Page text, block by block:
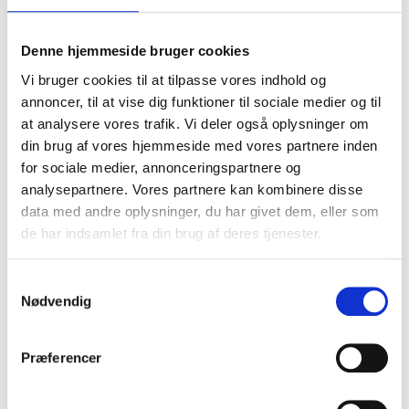
Denne hjemmeside bruger cookies
Vi bruger cookies til at tilpasse vores indhold og
annoncer, til at vise dig funktioner til sociale medier og til
at analysere vores trafik. Vi deler også oplysninger om
din brug af vores hjemmeside med vores partnere inden
for sociale medier, annonceringspartnere og
analysepartnere. Vores partnere kan kombinere disse
data med andre oplysninger, du har givet dem, eller som
de har indsamlet fra din brug af deres tjenester.
Nødvendig
Præferencer
Cylindervolumen
Cylindere
1
Klippebredde
Gear
Dual pedal-operation
Transmissionstype
Hydrostatisk
Transmissionsmodel
T2
Kapacitet benzintank
BioClip-sæt
Fås som tilbehør
Tilkobling af knivene
Manuelt
Knive
2 stk.
Opsamler
Inkluderet
Kopholder
Ja
Type klippebord
Stanset
Forlygter
Klippehøjde, trin
Dækstørrelse, forhjul